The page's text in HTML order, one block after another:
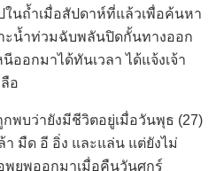
ในถ้ำเมื่อสัปดาห์ที่แล้วเพื่อค้นหา
ะน้ำท่วมฉับพลันปิดกั้นทางออก
อกมาได้ทันเวลา ได้แจ้งเจ้า
อ
พบว่ายังมีชีวิตอยู่เมื่อวันพุธ (27)
มืด อี อิ่ง และแล่น แต่ยังไม่
พยพออกมาเมื่อคืนวันศุกร์